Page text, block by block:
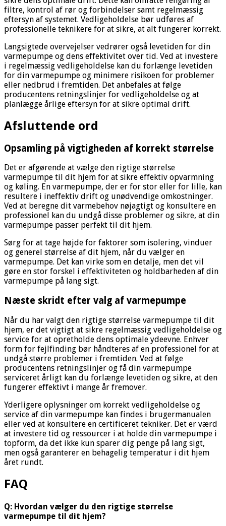
filtre, kontrol af rør og forbindelser samt regelmæssig
eftersyn af systemet. Vedligeholdelse bør udføres af
professionelle teknikere for at sikre, at alt fungerer korrekt.
Langsigtede overvejelser vedrører også levetiden for din
varmepumpe og dens effektivitet over tid. Ved at investere
i regelmæssig vedligeholdelse kan du forlænge levetiden
for din varmepumpe og minimere risikoen for problemer
eller nedbrud i fremtiden. Det anbefales at følge
producentens retningslinjer for vedligeholdelse og at
planlægge årlige eftersyn for at sikre optimal drift.
Afsluttende ord
Opsamling på vigtigheden af korrekt størrelse
Det er afgørende at vælge den rigtige størrelse
varmepumpe til dit hjem for at sikre effektiv opvarmning
og køling. En varmepumpe, der er for stor eller for lille, kan
resultere i ineffektiv drift og unødvendige omkostninger.
Ved at beregne dit varmebehov nøjagtigt og konsultere en
professionel kan du undgå disse problemer og sikre, at din
varmepumpe passer perfekt til dit hjem.
Sørg for at tage højde for faktorer som isolering, vinduer
og generel størrelse af dit hjem, når du vælger en
varmepumpe. Det kan virke som en detalje, men det vil
gøre en stor forskel i effektiviteten og holdbarheden af din
varmepumpe på lang sigt.
Næste skridt efter valg af varmepumpe
Når du har valgt den rigtige størrelse varmepumpe til dit
hjem, er det vigtigt at sikre regelmæssig vedligeholdelse og
service for at opretholde dens optimale ydeevne. Enhver
form for fejlfinding bør håndteres af en professionel for at
undgå større problemer i fremtiden. Ved at følge
producentens retningslinjer og få din varmepumpe
serviceret årligt kan du forlænge levetiden og sikre, at den
fungerer effektivt i mange år fremover.
Yderligere oplysninger om korrekt vedligeholdelse og
service af din varmepumpe kan findes i brugermanualen
eller ved at konsultere en certificeret tekniker. Det er værd
at investere tid og ressourcer i at holde din varmepumpe i
topform, da det ikke kun sparer dig penge på lang sigt,
men også garanterer en behagelig temperatur i dit hjem
året rundt.
FAQ
Q: Hvordan vælger du den rigtige størrelse
varmepumpe til dit hjem?